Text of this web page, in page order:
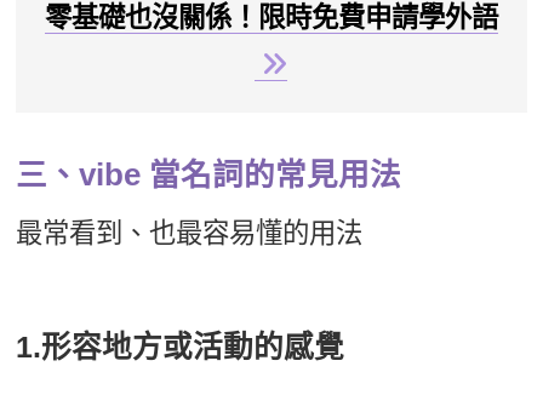
零基礎也沒關係！限時免費申請學外語
三、vibe 當名詞的常見用法
最常看到、也最容易懂的用法
1.形容地方或活動的感覺